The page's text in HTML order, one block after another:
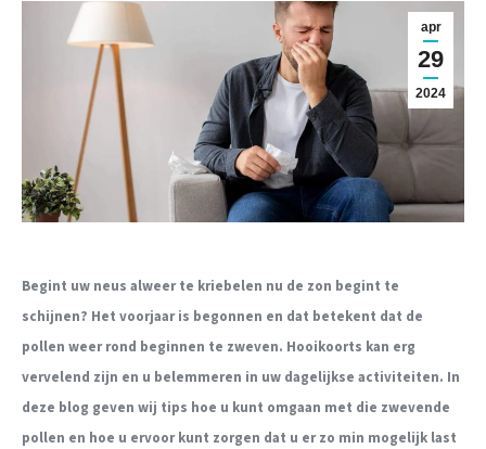
apr
29
2024
Begint uw neus alweer te kriebelen nu de zon begint te
schijnen? Het voorjaar is begonnen en dat betekent dat de
pollen weer rond beginnen te zweven. Hooikoorts kan erg
vervelend zijn en u belemmeren in uw dagelijkse activiteiten. In
deze blog geven wij tips hoe u kunt omgaan met die zwevende
pollen en hoe u ervoor kunt zorgen dat u er zo min mogelijk last